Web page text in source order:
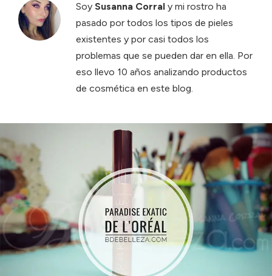
Soy Susanna Corral y mi rostro ha
pasado por todos los tipos de pieles
existentes y por casi todos los
problemas que se pueden dar en ella. Por
eso llevo 10 años analizando productos
de cosmética en este blog.